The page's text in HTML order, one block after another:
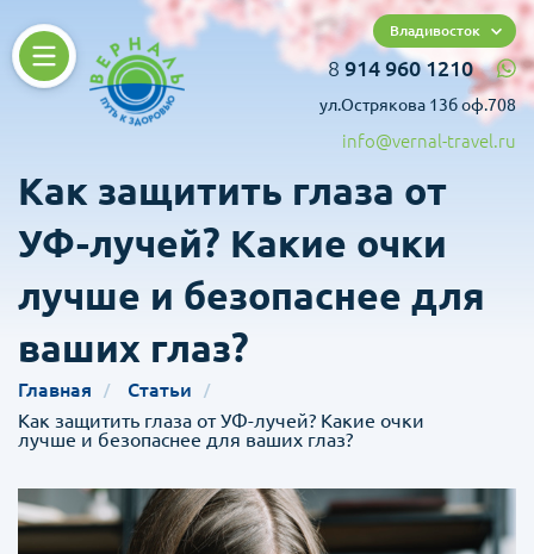
Владивосток
8 914 960 1210
ул.Острякова 13б оф.708
info@vernal-travel.ru
Как защитить глаза от
УФ-лучей? Какие очки
лучше и безопаснее для
ваших глаз?
Главная
Статьи
Как защитить глаза от УФ-лучей? Какие очки
лучше и безопаснее для ваших глаз?